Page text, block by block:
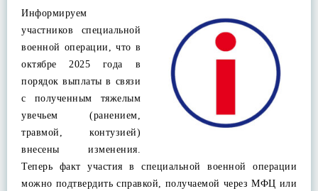
Информируем
участников специальной
военной операции, что в
октябре 2025 года в
порядок выплаты в связи
с полученным тяжелым
увечьем (ранением,
травмой, контузией)
внесены изменения.
Теперь факт участия в специальной военной операции
можно подтвердить справкой, получаемой через МФЦ или